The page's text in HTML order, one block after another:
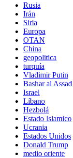
Rusia
Irán
Siria
Europa
OTAN
China
geopolitica
turquía
Vladimir Putin
Bashar al Assad
Israel
Líbano
Hezbolá
Estado Islamico
Ucrania
Estados Unidos
Donald Trump
medio oriente